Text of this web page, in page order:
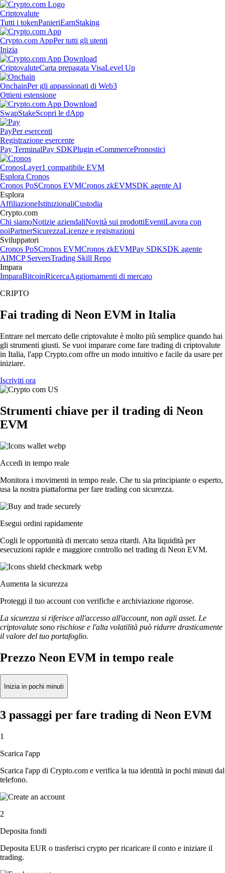
Criptovalute
Tutti i tokenPanieriEarnStaking
Crypto.com AppPer tutti gli utenti
Inizia
CriptovaluteCarta prepagata VisaLevel Up
OnchainPer gli appassionati di Web3
Ottieni estensione
SwapStakeScopri le dApp
PayPer esercenti
Registrazione esercente
Pay TerminalPay SDKPlugin eCommercePronostici
CronosLayer1 compatibile EVM
Esplora Cronos
Cronos PoSCronos EVMCronos zkEVMSDK agente AI
Esplora
AffiliazioneIstituzionaliCustodia
Crypto.com
Chi siamoNotizie aziendaliNovità sui prodottiEventiLavora con
noiPartnerSicurezzaLicenze e registrazioni
Sviluppatori
Cronos PoSCronos EVMCronos zkEVMPay SDKSDK agente
AIMCP ServersTrading Skill Repo
Impara
ImparaBitcoinRicercaAggiornamenti di mercato
CRIPTO
Fai trading di Neon EVM in Italia
Entrare nel mercato delle criptovalute è molto più semplice quando hai
gli strumenti giusti. Se vuoi imparare come fare trading di criptovalute
in Italia, l'app Crypto.com offre un modo intuitivo e facile da usare per
iniziare.
Iscriviti ora
Strumenti chiave per il trading di Neon
EVM
Accedi in tempo reale
Monitora i movimenti in tempo reale. Che tu sia principiante o esperto,
usa la nostra piattaforma per fare trading con sicurezza.
Esegui ordini rapidamente
Cogli le opportunità di mercato senza ritardi. Alta liquidità per
esecuzioni rapide e maggiore controllo nel trading di Neon EVM.
Aumenta la sicurezza
Proteggi il tuo account con verifiche e archiviazione rigorose.
La sicurezza si riferisce all'accesso all'account, non agli asset. Le
criptovalute sono rischiose e l'alta volatilità può ridurre drasticamente
il valore del tuo portafoglio.
Prezzo Neon EVM in tempo reale
Inizia in pochi minuti
3 passaggi per fare trading di Neon EVM
1
Scarica l'app
Scarica l'app di Crypto.com e verifica la tua identità in pochi minuti dal
telefono.
2
Deposita fondi
Deposita EUR o trasferisci crypto per ricaricare il conto e iniziare il
trading.